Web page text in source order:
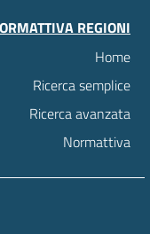
REGIONI
Home
Ricerca semplice
Ricerca avanzata
Normattiva